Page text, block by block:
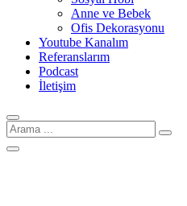
Anne ve Bebek
Ofis Dekorasyonu
Youtube Kanalım
Referanslarım
Podcast
İletişim
Arama
için: